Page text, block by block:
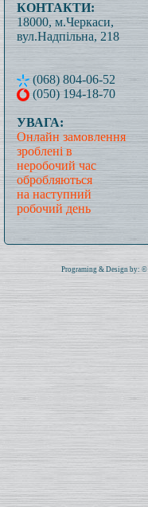
КОНТАКТИ:
18000, м.Черкаси,
вул.Надпільна, 218
(068) 804-06-52
(050) 194-18-70
УВАГА:
Онлайн замовлення
зроблені в
неробочий час
обробляються
на наступний
робочий день
Programing & Design by: ©